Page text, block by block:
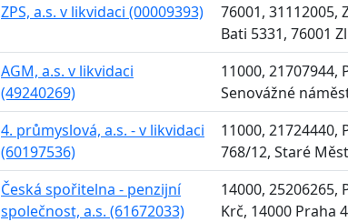
ZPS, a.s. v likvidaci (00009393)
76001, 31112005,
Bati 5331, 76001
AGM, a.s. v likvidaci
(49240269)
11000, 21707944,
Senovážné
4. průmyslová, a.s. - v likvidaci
(60197536)
11000, 21724440,
768/12, Staré
Česká spořitelna - penzijní
společnost, a.s. (61672033)
14000, 25206265,
Krč, 14000 Praha 4